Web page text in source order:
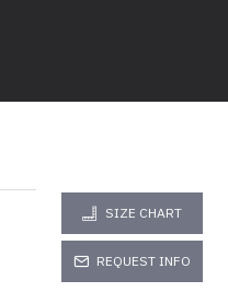
SIZE CHART
REQUEST INFO